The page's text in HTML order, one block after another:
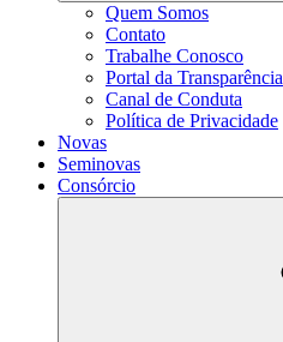
Quem Somos
Contato
Trabalhe Conosco
Portal da Transparência
Canal de Conduta
Política de Privacidade
Novas
Seminovas
Consórcio